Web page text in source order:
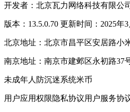
开发者：北京瓦力网络科技有限公
版本：13.5.0.70 更新时间：2025年3
北京地址：北京市昌平区安居路小
南京地址：南京市建邺区永初路37
未成年人防沉迷系统米币
用户应用权限隐私协议用户服务协